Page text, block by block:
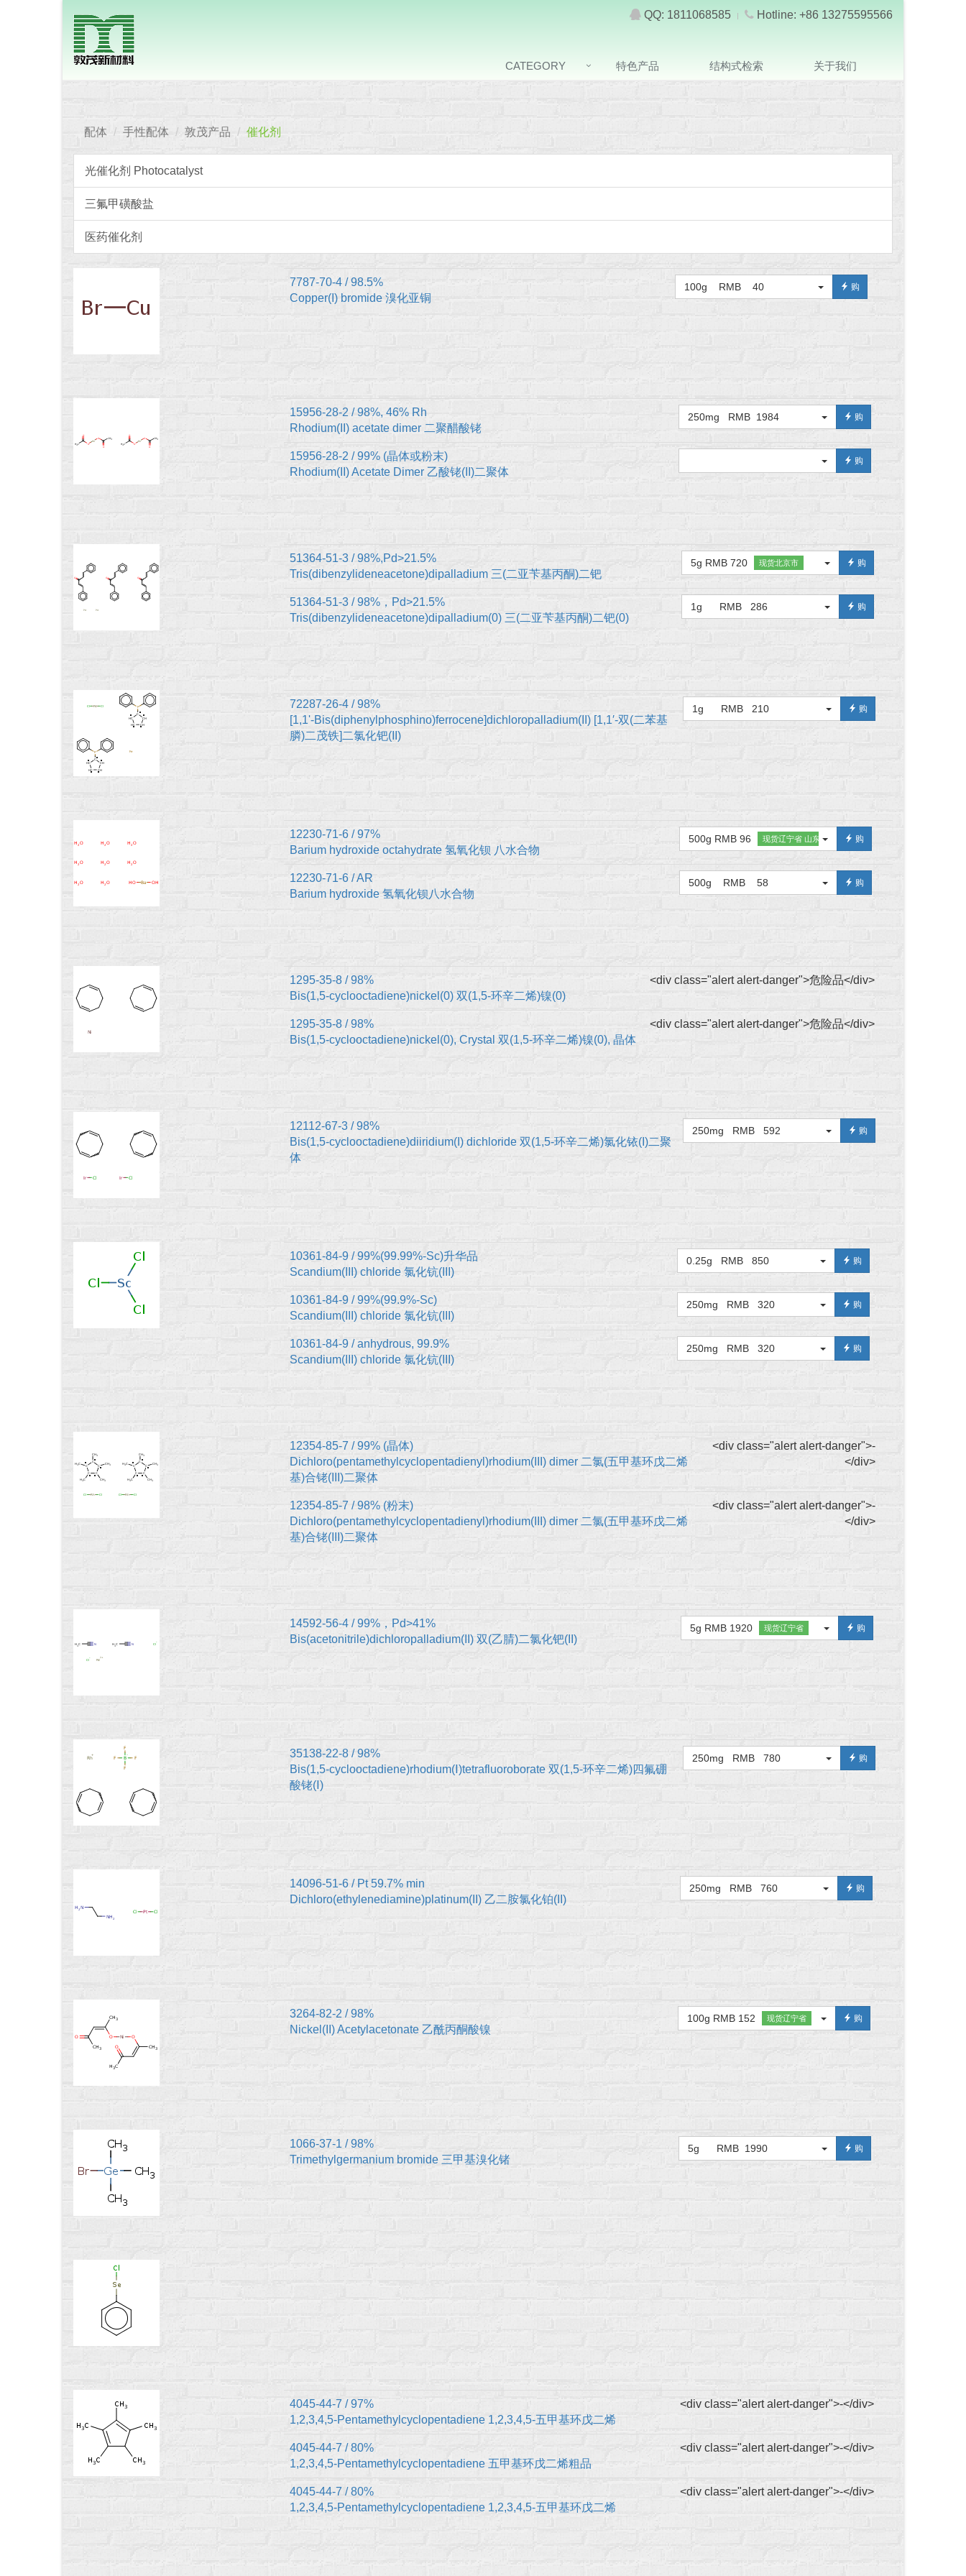
QQ: 1811068585 Hotline: +86 13275595566
CATEGORY 特色产品 结构式检索 关于我们
配体 手性配体 敦茂产品 催化剂
光催化剂 Photocatalyst
三氟甲磺酸盐
医药催化剂
7787-70-4 / 98.5%
Copper(I) bromide 溴化亚铜
100g RMB 40 购
15956-28-2 / 98%, 46% Rh
Rhodium(II) acetate dimer 二聚醋酸铑
250mg RMB 1984 购
15956-28-2 / 99% (晶体或粉末)
Rhodium(II) Acetate Dimer 乙酸铑(II)二聚体
购
51364-51-3 / 98%,Pd>21.5%
Tris(dibenzylideneacetone)dipalladium 三(二亚苄基丙酮)二钯
5g RMB 720 现货北京市 购
51364-51-3 / 98%，Pd>21.5%
Tris(dibenzylideneacetone)dipalladium(0) 三(二亚苄基丙酮)二钯(0)
1g RMB 286 购
72287-26-4 / 98%
[1,1'-Bis(diphenylphosphino)ferrocene]dichloropalladium(II) [1,1′-双(二苯基
膦)二茂铁]二氯化钯(II)
1g RMB 210 购
12230-71-6 / 97%
Barium hydroxide octahydrate 氢氧化钡 八水合物
500g RMB 96 现货辽宁省 山东省 辽宁省 购
12230-71-6 / AR
Barium hydroxide 氢氧化钡八水合物
500g RMB 58 购
1295-35-8 / 98%
Bis(1,5-cyclooctadiene)nickel(0) 双(1,5-环辛二烯)镍(0)
<div class="alert alert-danger">危险品</div>
1295-35-8 / 98%
Bis(1,5-cyclooctadiene)nickel(0), Crystal 双(1,5-环辛二烯)镍(0), 晶体
<div class="alert alert-danger">危险品</div>
12112-67-3 / 98%
Bis(1,5-cyclooctadiene)diiridium(I) dichloride 双(1,5-环辛二烯)氯化铱(I)二聚
体
250mg RMB 592 购
10361-84-9 / 99%(99.99%-Sc)升华品
Scandium(III) chloride 氯化钪(III)
0.25g RMB 850 购
10361-84-9 / 99%(99.9%-Sc)
Scandium(III) chloride 氯化钪(III)
250mg RMB 320 购
10361-84-9 / anhydrous, 99.9%
Scandium(III) chloride 氯化钪(III)
250mg RMB 320 购
12354-85-7 / 99% (晶体)
Dichloro(pentamethylcyclopentadienyl)rhodium(III) dimer 二氯(五甲基环戊二烯
基)合铑(III)二聚体
<div class="alert alert-danger">-
</div>
12354-85-7 / 98% (粉末)
Dichloro(pentamethylcyclopentadienyl)rhodium(III) dimer 二氯(五甲基环戊二烯
基)合铑(III)二聚体
<div class="alert alert-danger">-
</div>
14592-56-4 / 99%，Pd>41%
Bis(acetonitrile)dichloropalladium(II) 双(乙腈)二氯化钯(II)
5g RMB 1920 现货辽宁省 购
35138-22-8 / 98%
Bis(1,5-cyclooctadiene)rhodium(Ⅰ)tetrafluoroborate 双(1,5-环辛二烯)四氟硼
酸铑(Ⅰ)
250mg RMB 780 购
14096-51-6 / Pt 59.7% min
Dichloro(ethylenediamine)platinum(II) 乙二胺氯化铂(II)
250mg RMB 760 购
3264-82-2 / 98%
Nickel(II) Acetylacetonate 乙酰丙酮酸镍
100g RMB 152 现货辽宁省 购
1066-37-1 / 98%
Trimethylgermanium bromide 三甲基溴化锗
5g RMB 1990 购
4045-44-7 / 97%
1,2,3,4,5-Pentamethylcyclopentadiene 1,2,3,4,5-五甲基环戊二烯
<div class="alert alert-danger">-</div>
4045-44-7 / 80%
1,2,3,4,5-Pentamethylcyclopentadiene 五甲基环戊二烯粗品
<div class="alert alert-danger">-</div>
4045-44-7 / 80%
1,2,3,4,5-Pentamethylcyclopentadiene 1,2,3,4,5-五甲基环戊二烯
<div class="alert alert-danger">-</div>